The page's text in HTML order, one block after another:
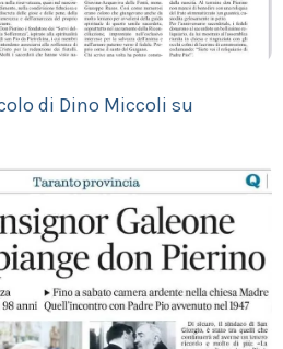
di Dino Miccoli su